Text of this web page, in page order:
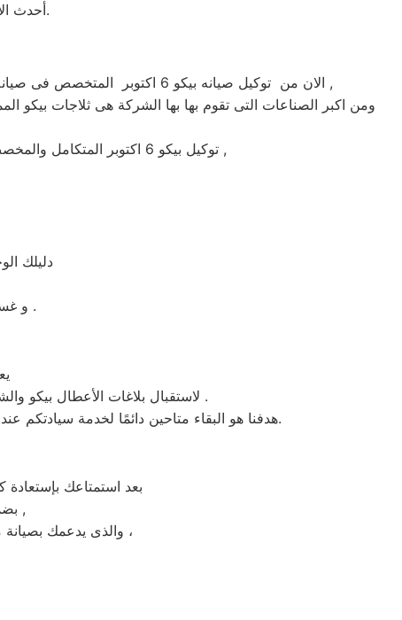
أحدث الأجهزة. حرصاً على جهاز العميل، يتم تسليمه بأفضل حالاته لإرضاء العميل العزيز.
الان من توكيل صيانه بيكو 6 اكتوبر المتخصص فى صيانة ثلاجات وغسالات فى 6 اكتوبر حيث تعتبر شركة بيكو ب6 اكتوبر من اكبر الشركات فى 6 اكتوبر فى صيانة الاجهزة الكهربائيه ,
ومن اكبر الصناعات التى تقوم بها بها الشركة هى ثلاجات بيكو
توكيل بيكو 6 اكتوبر المتكامل والمخصص فى صيانة واصلاح الاجهزة المنزليه المعتمدة ماركة بيكو على يد خبراء الصيانة المعتمدين للماركات العالمية ,
دليلك
و غسالات اطباق بيكو مصر و الميكروويف و البوتجازات و الديب فريزر المبردات .
، لاستقبال بلاغات الأعطال بيكو والشكاوى في 6 اكتوبر . من الساعة السابعة صباحاً حتى العاشرة مساءً بتوقيت 6 اكتوبر في منطقة 6 اكتوبر .
هدفنا هو البقاء متاحين دائمًا لخدمة سيادتكم عند الاتصال برقم خدمة بيكو الموحَّد، وهو 01154008110. نحن نؤدي صيانة لأي جهاز من جهزة بيكو في 6 اكتوبر بحضرتكم.
بعد استمتاعك بإستعادة
بضمان شامل فترة عام , الضمان الذى يدعمك بالثقة فى جودة خدمة المختص ,
والذى يدعمك بصيانة مجانيه من قبل المختص خلال فترة الضمان مع زيارة بعد فترة للتأكد من سلامه وكفائة الجهاز ،